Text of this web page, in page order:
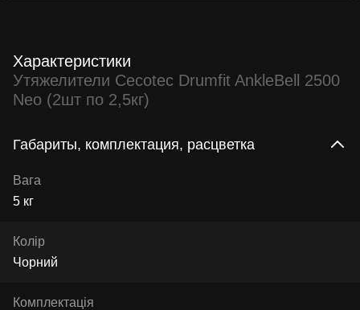
Характеристики
Утяжелители Cecotec Drumfit AnkleBell 2500
Neo (2шт по 2,5кг)
Габариты, комплектация, расцветка
Вага
5 кг
Колір
Чорний
Комплектація